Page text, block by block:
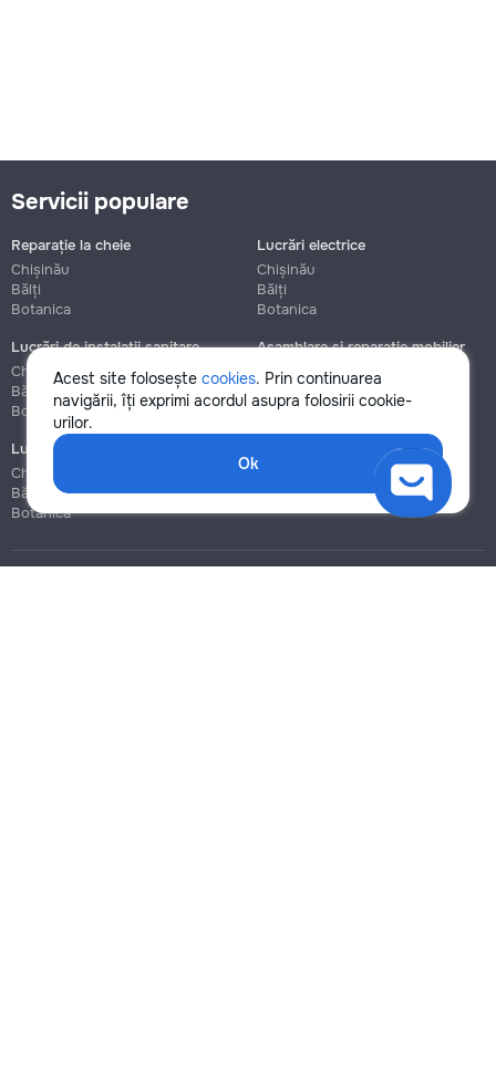
Acest site folosește cookies. Prin continuarea
navigării, îți exprimi acordul asupra folosirii cookie-
urilor.
Ok
Servicii populare
Reparație la cheie
Chișinău
Bălți
Botanica
Lucrări electrice
Chișinău
Bălți
Botanica
Lucrări de instalații sanitare
Chișinău
Bălți
Botanica
Asamblare și reparație mobilier
Chișinău
Botanica
Lucrări de construcție și instalare
Chișinău
Bălți
Botanica